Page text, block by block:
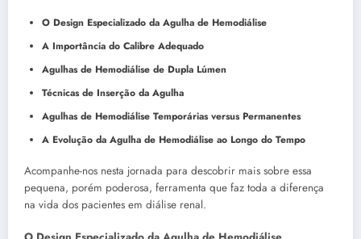
O Design Especializado da Agulha de Hemodiálise
A Importância do Calibre Adequado
Agulhas de Hemodiálise de Dupla Lúmen
Técnicas de Inserção da Agulha
Agulhas de Hemodiálise Temporárias versus Permanentes
A Evolução da Agulha de Hemodiálise ao Longo do Tempo
Acompanhe-nos nesta jornada para descobrir mais sobre essa
pequena, porém poderosa, ferramenta que faz toda a diferença
na vida dos pacientes em diálise renal.